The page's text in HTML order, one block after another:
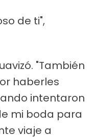
de ti",
"También
haberles
intentaron
mi boda para
viaje a